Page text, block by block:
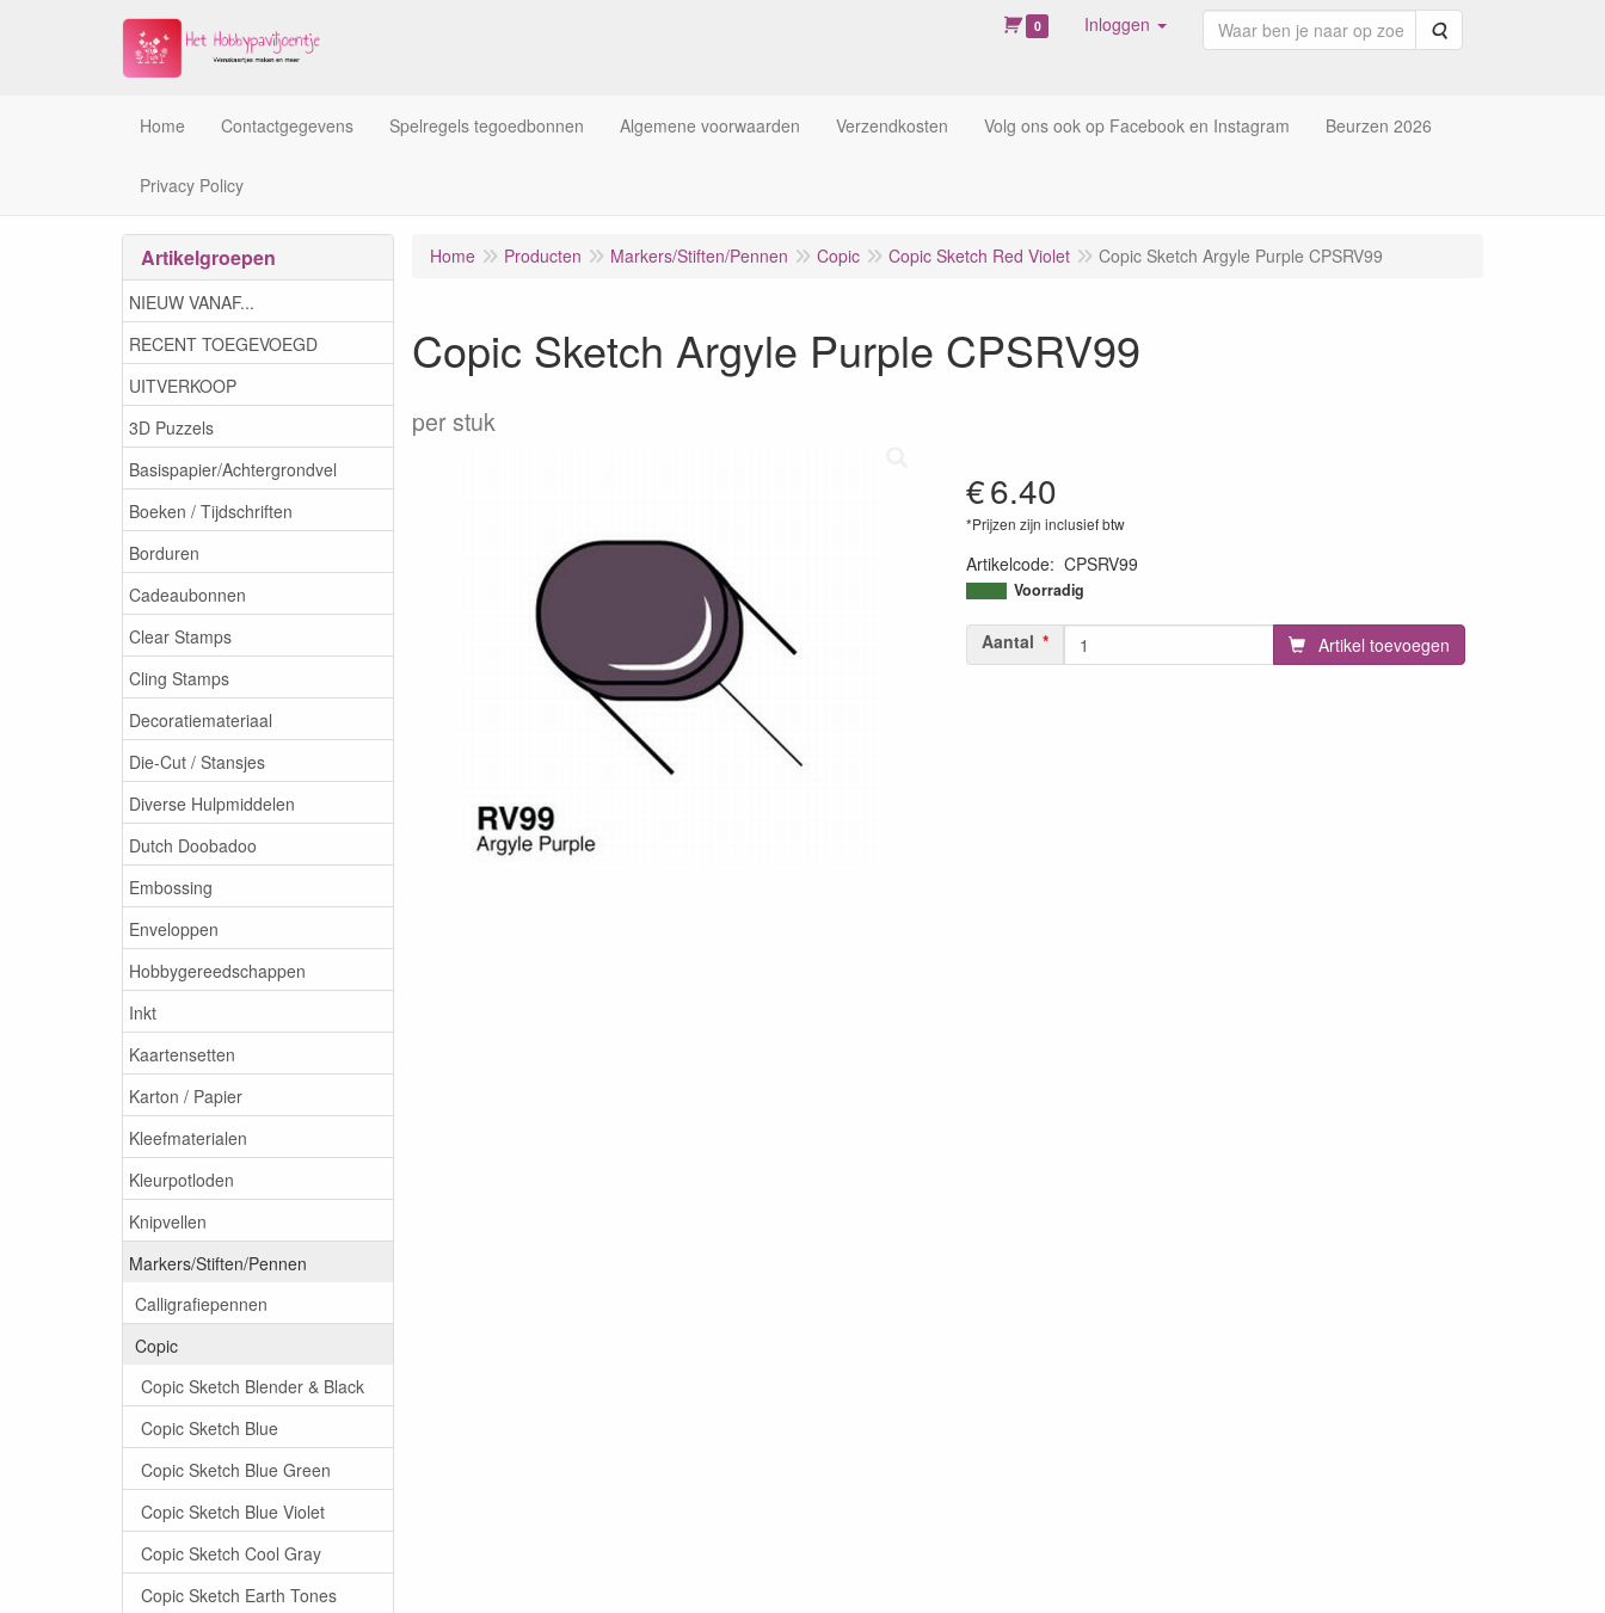
0 Inloggen Zoeken
Home Contactgegevens Spelregels tegoedbonnen Algemene voorwaarden Verzendkosten Volg ons ook op Facebook en Instagram Beurzen 2026
Privacy Policy
Artikelgroepen
NIEUW VANAF...
RECENT TOEGEVOEGD
UITVERKOOP
3D Puzzels
Basispapier/Achtergrondvel
Boeken / Tijdschriften
Borduren
Cadeaubonnen
Clear Stamps
Cling Stamps
Decoratiemateriaal
Die-Cut / Stansjes
Diverse Hulpmiddelen
Dutch Doobadoo
Embossing
Enveloppen
Hobbygereedschappen
Inkt
Kaartensetten
Karton / Papier
Kleefmaterialen
Kleurpotloden
Knipvellen
Markers/Stiften/Pennen
Calligrafiepennen
Copic
Copic Sketch Blender & Black
Copic Sketch Blue
Copic Sketch Blue Green
Copic Sketch Blue Violet
Copic Sketch Cool Gray
Copic Sketch Earth Tones
Home Producten Markers/Stiften/Pennen Copic Copic Sketch Red Violet Copic Sketch Argyle Purple CPSRV99
Copic Sketch Argyle Purple CPSRV99
per stuk
€6.40
*Prijzen zijn inclusief btw
Artikelcode: CPSRV99
4511338019184
Voorradig
Aantal Artikel toevoegen